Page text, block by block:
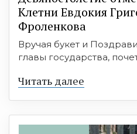
Клетни Евдокия
Фроленкова
Вручая букет и
главы государства,
Читать далее